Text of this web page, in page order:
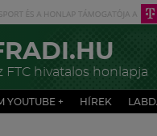
FTC hivatalos honlapja
YOUTUBE + HÍREK